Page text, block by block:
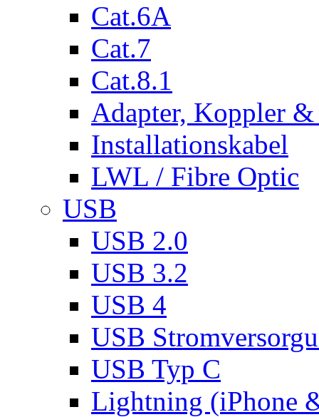
Cat.6A
Cat.7
Cat.8.1
Adapter, Koppler &
Installationskabel
LWL / Fibre Optic
USB
USB 2.0
USB 3.2
USB 4
USB
USB Typ C
Lightning (iPhone